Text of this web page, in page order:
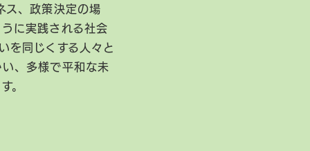
ス、政策決定の場
に実践される社会
を同じくする人々と
、多様で平和な未
。